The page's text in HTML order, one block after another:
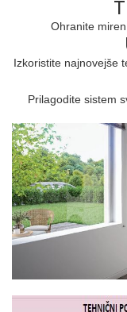
Ohranite
Izkoristite najnovejše
Prilagodite sistem